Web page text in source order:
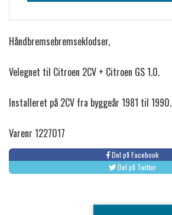
Håndbremsebremseklodser,
Velegnet til Citroen 2CV + Citroen GS 1.0.
Installeret på 2CV fra byggeår 1981 til 1990.
Varenr 1227017
Del på Facebook
Del på Twitter